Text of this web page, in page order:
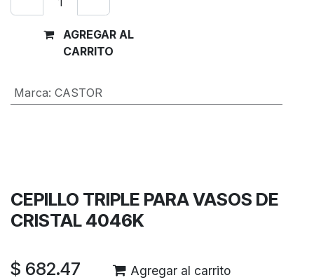
AGREGAR AL
CARRITO
Marca: CASTOR
CEPILLO TRIPLE PARA VASOS DE
CRISTAL 4046K
$ 682.47 Agregar al carrito